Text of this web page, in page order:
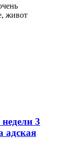
живот
3
адская